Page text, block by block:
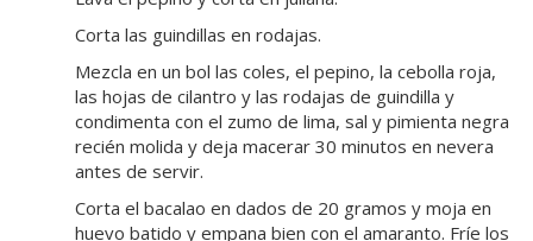
Corta las guindillas en rodajas.
Mezcla en un bol las coles, el pepino, la cebolla roja,
las hojas de cilantro y las rodajas de guindilla y
condimenta con el zumo de lima, sal y pimienta negra
recién molida y deja macerar 30 minutos en nevera
antes de servir.
Corta el bacalao en dados de 20 gramos y moja en
huevo batido y empana bien con el amaranto. Fríe los